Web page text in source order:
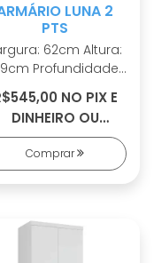
LUNA 2
PTS
62cm Altura:
42cm 100% MDF
metálico
em ABS 2
de rodapé
Corrediças
Portas
Sistema
NO PIX E
DINHEIRO OU
EM 5X S/
JUROS
Comprar